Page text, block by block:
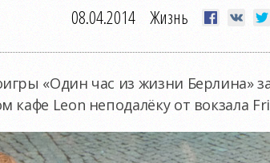
08.04.2014 Жизнь
«Один час из жизни Берлина»
кафе Leon неподалёку от вокзала